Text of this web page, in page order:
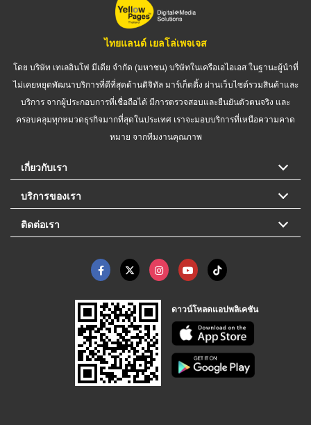
ไทยแลนด์ เยลโล่เพจเจส
โดย บริษัท เทเลอินโฟ มีเดีย จำกัด (มหาชน) บริษัทในเครือเอไอเอส ในฐานะผู้นำที่
ไม่เคยหยุดพัฒนาบริการที่ดีที่สุดด้านดิจิทัล มาร์เก็ตติ้ง ผ่านเว็บไซต์รวมสินค้าและ
บริการ จากผู้ประกอบการที่เชื่อถือได้ มีการตรวจสอบและยืนยันตัวตนจริง และ
ครอบคลุมทุกหมวดธุรกิจมากที่สุดในประเทศ เราจะมอบบริการที่เหนือความคาด
หมาย จากทีมงานคุณภาพ
เกี่ยวกับเรา
บริการของเรา
ติดต่อเรา
ดาวน์โหลดแอปพลิเคชัน